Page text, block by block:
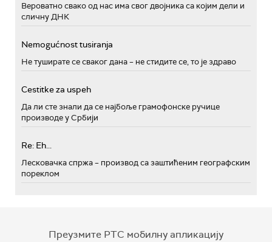
Вероватно свако од нас има свог двојника са којим дели и
сличну ДНК
Nemogućnost tusiranja
Не туширате се сваког дана – не стидите се, то је здраво
Cestitke za uspeh
Да ли сте знали да се најбоље грамофонске ручице
производе у Србији
Re: Eh...
Лесковачка спржа – производ са заштићеним географским
пореклом
Преузмите РТС мобилну апликацију